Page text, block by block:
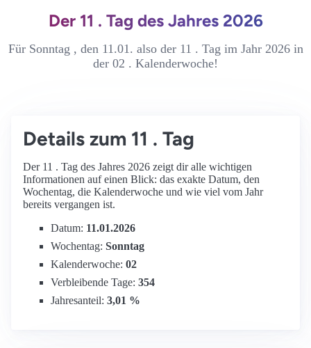
Der 11 . Tag des Jahres 2026
Für Sonntag , den 11.01. also der 11 . Tag im Jahr 2026 in
der 02 . Kalenderwoche!
Details zum 11 . Tag
Der 11 . Tag des Jahres 2026 zeigt dir alle wichtigen
Informationen auf einen Blick: das exakte Datum, den
Wochentag, die Kalenderwoche und wie viel vom Jahr
bereits vergangen ist.
Datum: 11.01.2026
Wochentag: Sonntag
Kalenderwoche: 02
Verbleibende Tage: 354
Jahresanteil: 3,01 %